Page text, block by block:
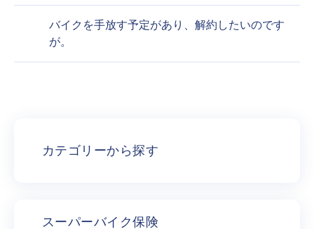
バイクを手放す予定があり、解約したいのです
が。
カテゴリーから探す
スーパーバイク保険